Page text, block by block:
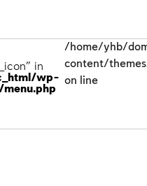
in
wp-
/home/yhb/
content/
on line